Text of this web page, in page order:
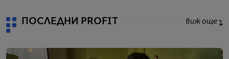
ПОСЛЕДНИ PROFIT виж още